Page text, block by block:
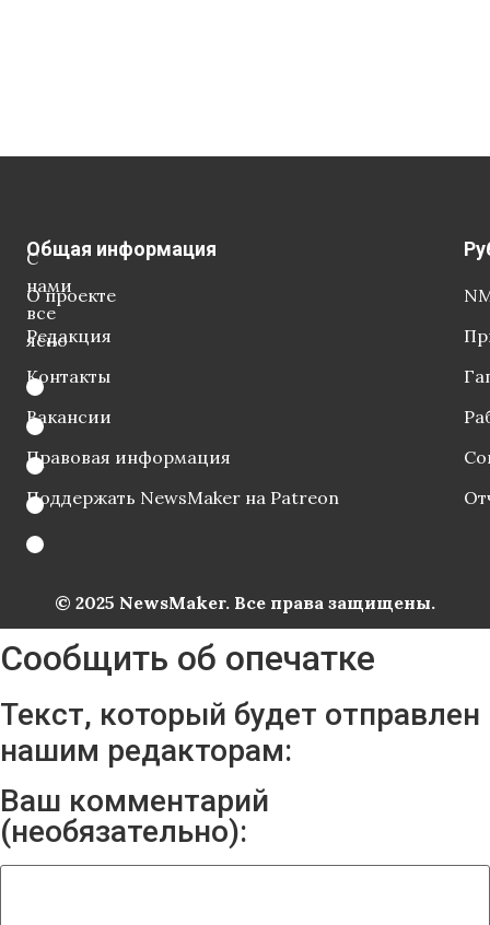
С
нами
все
ясно
Общая информация
О проекте
Редакция
Контакты
Вакансии
Правовая информация
Поддержать NewsMaker на Patreon
© 2025 NewsMaker. Все права защищены.
Сообщить об опечатке
Текст, который будет отправлен
нашим редакторам:
Ваш комментарий
(необязательно):